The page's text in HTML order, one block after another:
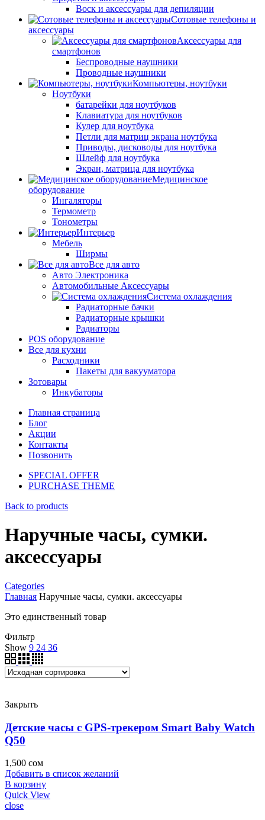
Воск и аксессуары для депиляции
Сотовые телефоны и
аксессуары
Аксессуары для
смартфонов
Беспроводные наушники
Проводные наушники
Компьютеры, ноутбуки
Ноутбуки
батарейки для ноутбуков
Клавиатура для ноутбуков
Кулер для ноутбука
Петли для матриц экрана ноутбука
Приводы, дисководы для ноутбука
Шлейф для ноутбука
Экран, матрица для ноутбука
Медицинское
оборудование
Ингаляторы
Термометр
Тонометры
Интерьер
Мебель
Ширмы
Все для авто
Авто Электроника
Автомобильные Аксессуары
Система охлаждения
Радиаторные бачки
Радиаторные крышки
Радиаторы
POS оборудование
Все для кухни
Расходники
Пакеты для вакууматора
Зотовары
Инкубаторы
Главная страница
Блог
Акции
Контакты
Позвонить
SPECIAL OFFER
PURCHASE THEME
Back to products
Наручные часы, сумки.
аксессуары
Categories
Главная Наручные часы, сумки. аксессуары
Это единственный товар
Фильтр
Show 9 24 36
Закрыть
Детские часы с GPS-трекером Smart Baby Watch
Q50
1,500 сом
Добавить в список желаний
В корзину
Quick View
close